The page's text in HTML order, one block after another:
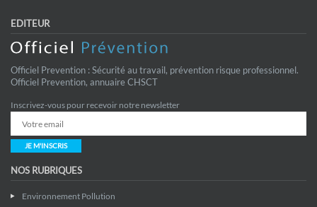
EDITEUR
Officiel Prevention : Sécurité au travail, prévention risque professionnel.
Officiel Prevention, annuaire CHSCT
Inscrivez-vous pour recevoir notre newsletter
JE M'INSCRIS
NOS RUBRIQUES
Environnement Pollution